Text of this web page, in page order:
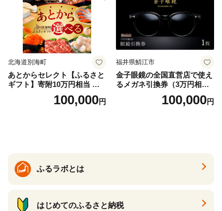
北海道別海町
あとからセレクト【ふるさと
ギフト】寄附10万円相当 あ
とから選べる！ ギフト いく
ら ほたて 海鮮 牛肉 別海町
ギフト ふるさと納税 ）
100,000円
福井県鯖江市
金子眼鏡の全国直営店で使え
るメガネ引換券（3万円相
100,000円
ふるラボとは
はじめてのふるさと納税